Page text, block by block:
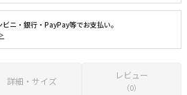
ニ・銀行・PayPay等でお支払い。
詳細・サイズ
レビュー
（0）